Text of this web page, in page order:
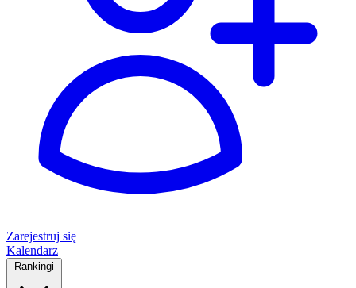
Zarejestruj się
Kalendarz
Rankingi